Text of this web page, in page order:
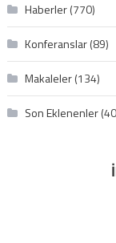
Haberler(770)
Konferanslar(89)
Makaleler(134)
Son Eklenenler